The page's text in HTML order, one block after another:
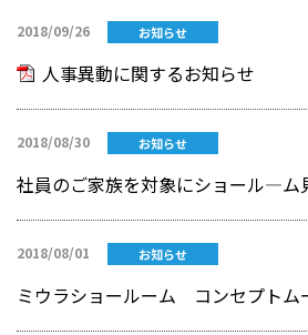
2018/09/26 お知らせ
人事異動に関するお知らせ
2018/08/30 お知らせ
社員のご家族を対象にショール―ム
2018/08/01 お知らせ